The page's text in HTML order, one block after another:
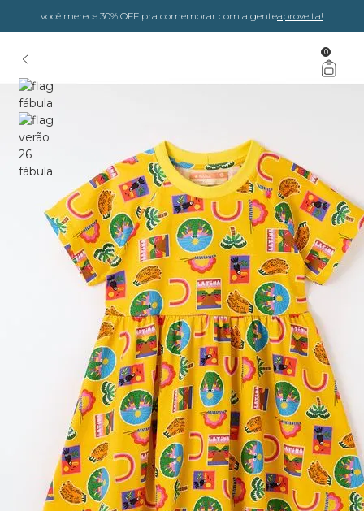
você merece 30% OFF pra comemorar com a genteaproveita!
0